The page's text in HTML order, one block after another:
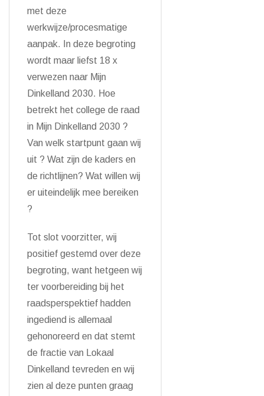
met deze
werkwijze/procesmatige
aanpak. In deze begroting
wordt maar liefst 18 x
verwezen naar Mijn
Dinkelland 2030. Hoe
betrekt het college de raad
in Mijn Dinkelland 2030 ?
Van welk startpunt gaan wij
uit ? Wat zijn de kaders en
de richtlijnen? Wat willen wij
er uiteindelijk mee bereiken
?
Tot slot voorzitter, wij
positief gestemd over deze
begroting, want hetgeen wij
ter voorbereiding bij het
raadsperspektief hadden
ingediend is allemaal
gehonoreerd en dat stemt
de fractie van Lokaal
Dinkelland tevreden en wij
zien al deze punten graag